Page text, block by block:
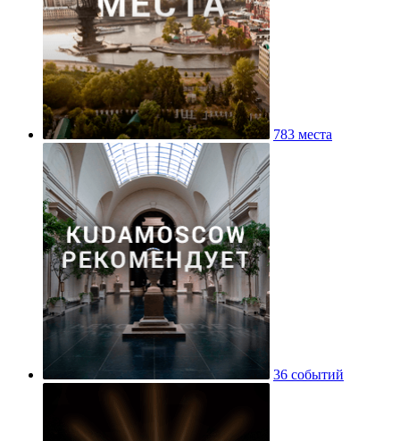
783 места
36 событий